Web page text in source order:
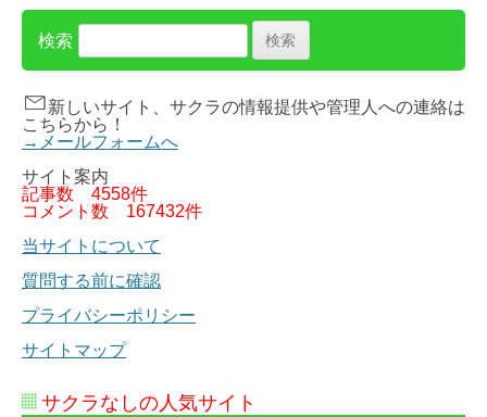
検索
新しいサイト、サクラの情報提供や管理人への連絡は
こちらから！
→メールフォームへ
サイト案内
記事数 4558件
コメント数 167432件
当サイトについて
質問する前に確認
プライバシーポリシー
サイトマップ
サクラなしの人気サイト